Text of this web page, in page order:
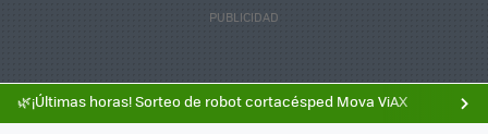
🌿¡Últimas horas! Sorteo de robot cortacésped Mova ViAX